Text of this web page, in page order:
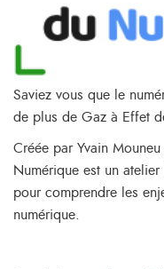
Saviez vous que le
de plus de Gaz à Effet
Créée par Yvain
Numérique est un
pour comprendre les
numérique.